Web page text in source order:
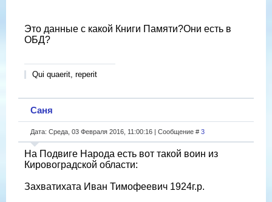
Это данные с какой Книги Памяти?Они есть в
ОБД?
Qui quaerit, reperit
Саня
Дата: Среда, 03 Февраля 2016, 11:00:16 | Сообщение # 3
На Подвиге Народа есть вот такой воин из
Кировоградской области:
Захватихата Иван Тимофеевич 1924г.р.